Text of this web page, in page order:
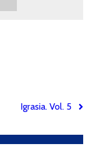
Igrasia. Vol. 5